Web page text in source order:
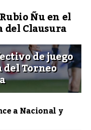
Ñu en el
Clausura
de juego
Torneo
a Nacional y